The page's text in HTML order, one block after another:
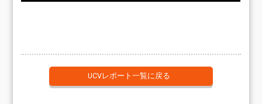
UCVレポート一覧に戻る